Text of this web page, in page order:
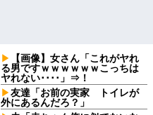
【画像】女さん「これがヤれ
る男ですｗｗｗｗｗｗこっちは
ヤれない････」⇒！
友達「お前の実家 トイレが
外にあるんだろ？」